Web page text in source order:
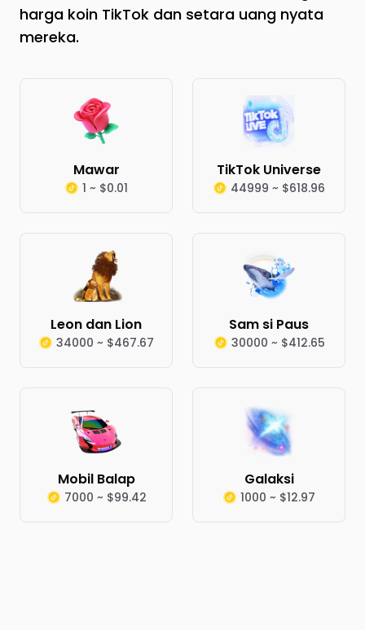
harga koin TikTok dan setara uang nyata
mereka.
Mawar
1 ~ $0.01
TikTok Universe
44999 ~ $618.96
Leon dan Lion
34000 ~ $467.67
Sam si Paus
30000 ~ $412.65
Mobil Balap
7000 ~ $99.42
Galaksi
1000 ~ $12.97